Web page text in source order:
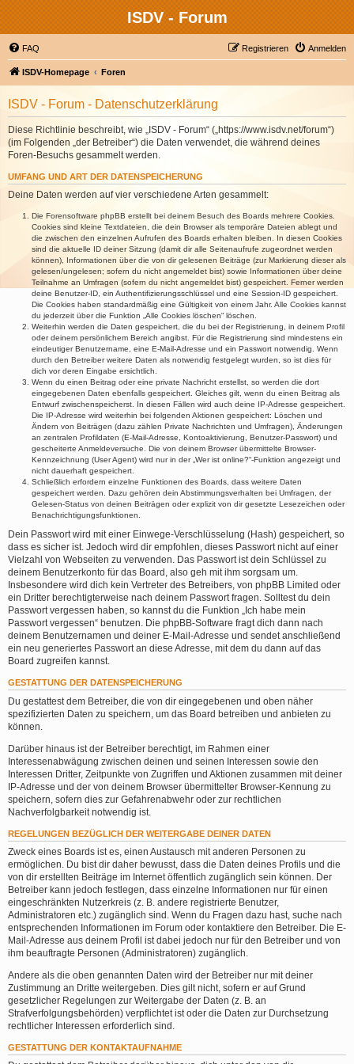
ISDV - Forum
FAQ Anmelden
Registrieren
ISDV-Homepage Foren
ISDV - Forum - Datenschutzerklärung
Diese Richtlinie beschreibt, wie „ISDV - Forum“ („https://www.isdv.net/forum“)
(im Folgenden „der Betreiber“) die Daten verwendet, die während deines
Foren-Besuchs gesammelt werden.
UMFANG UND ART DER DATENSPEICHERUNG
Deine Daten werden auf vier verschiedene Arten gesammelt:
Die Forensoftware phpBB erstellt bei deinem Besuch des Boards mehrere Cookies.
Cookies sind kleine Textdateien, die dein Browser als temporäre Dateien ablegt und
die zwischen den einzelnen Aufrufen des Boards erhalten bleiben. In diesen Cookies
sind die aktuelle ID deiner Sitzung (damit dir alle Seitenaufrufe zugeordnet werden
können), Informationen über die von dir gelesenen Beiträge (zur Markierung dieser als
gelesen/ungelesen; sofern du nicht angemeldet bist) sowie Informationen über deine
Teilnahme an Umfragen (sofern du nicht angemeldet bist) gespeichert. Ferner werden
deine Benutzer-ID, ein Authentifizierungsschlüssel und eine Session-ID gespeichert.
Die Cookies haben standardmäßig eine Gültigkeit von einem Jahr. Alle Cookies kannst
du jederzeit über die Funktion „Alle Cookies löschen“ löschen.
Weiterhin werden die Daten gespeichert, die du bei der Registrierung, in deinem Profil
oder deinem persönlichem Bereich angibst. Für die Registrierung sind mindestens ein
eindeutiger Benutzername, eine E-Mail-Adresse und ein Passwort notwendig. Wenn
durch den Betreiber weitere Daten als notwendig festgelegt wurden, so ist dies für
dich vor deren Eingabe ersichtlich.
Wenn du einen Beitrag oder eine private Nachricht erstellst, so werden die dort
eingegebenen Daten ebenfalls gespeichert. Gleiches gilt, wenn du einen Beitrag als
Entwurf zwischenspeicherst. In diesen Fällen wird auch deine IP-Adresse gespeichert.
Die IP-Adresse wird weiterhin bei folgenden Aktionen gespeichert: Löschen und
Ändern von Beiträgen (dazu zählen Private Nachrichten und Umfragen), Änderungen
an zentralen Profildaten (E-Mail-Adresse, Kontoaktivierung, Benutzer-Passwort) und
gescheiterte Anmeldeversuche. Die von deinem Browser übermittelte Browser-
Kennzeichnung (User Agent) wird nur in der „Wer ist online?“-Funktion angezeigt und
nicht dauerhaft gespeichert.
Schließlich erfordern einzelne Funktionen des Boards, dass weitere Daten
gespeichert werden. Dazu gehören dein Abstimmungsverhalten bei Umfragen, der
Gelesen-Status von deinen Beiträgen oder explizit von dir gesetzte Lesezeichen oder
Benachrichtigungsfunktionen.
Dein Passwort wird mit einer Einwege-Verschlüsselung (Hash) gespeichert, so
dass es sicher ist. Jedoch wird dir empfohlen, dieses Passwort nicht auf einer
Vielzahl von Webseiten zu verwenden. Das Passwort ist dein Schlüssel zu
deinem Benutzerkonto für das Board, also geh mit ihm sorgsam um.
Insbesondere wird dich kein Vertreter des Betreibers, von phpBB Limited oder
ein Dritter berechtigterweise nach deinem Passwort fragen. Solltest du dein
Passwort vergessen haben, so kannst du die Funktion „Ich habe mein
Passwort vergessen“ benutzen. Die phpBB-Software fragt dich dann nach
deinem Benutzernamen und deiner E-Mail-Adresse und sendet anschließend
ein neu generiertes Passwort an diese Adresse, mit dem du dann auf das
Board zugreifen kannst.
GESTATTUNG DER DATENSPEICHERUNG
Du gestattest dem Betreiber, die von dir eingegebenen und oben näher
spezifizierten Daten zu speichern, um das Board betreiben und anbieten zu
können.
Darüber hinaus ist der Betreiber berechtigt, im Rahmen einer
Interessenabwägung zwischen deinen und seinen Interessen sowie den
Interessen Dritter, Zeitpunkte von Zugriffen und Aktionen zusammen mit deiner
IP-Adresse und der von deinem Browser übermittelter Browser-Kennung zu
speichern, sofern dies zur Gefahrenabwehr oder zur rechtlichen
Nachverfolgbarkeit notwendig ist.
REGELUNGEN BEZÜGLICH DER WEITERGABE DEINER DATEN
Zweck eines Boards ist es, einen Austausch mit anderen Personen zu
ermöglichen. Du bist dir daher bewusst, dass die Daten deines Profils und die
von dir erstellten Beiträge im Internet öffentlich zugänglich sein können. Der
Betreiber kann jedoch festlegen, dass einzelne Informationen nur für einen
eingeschränkten Nutzerkreis (z. B. andere registrierte Benutzer,
Administratoren etc.) zugänglich sind. Wenn du Fragen dazu hast, suche nach
entsprechenden Informationen im Forum oder kontaktiere den Betreiber. Die E-
Mail-Adresse aus deinem Profil ist dabei jedoch nur für den Betreiber und von
ihm beauftragte Personen (Administratoren) zugänglich.
Andere als die oben genannten Daten wird der Betreiber nur mit deiner
Zustimmung an Dritte weitergeben. Dies gilt nicht, sofern er auf Grund
gesetzlicher Regelungen zur Weitergabe der Daten (z. B. an
Strafverfolgungsbehörden) verpflichtet ist oder die Daten zur Durchsetzung
rechtlicher Interessen erforderlich sind.
GESTATTUNG DER KONTAKTAUFNAHME